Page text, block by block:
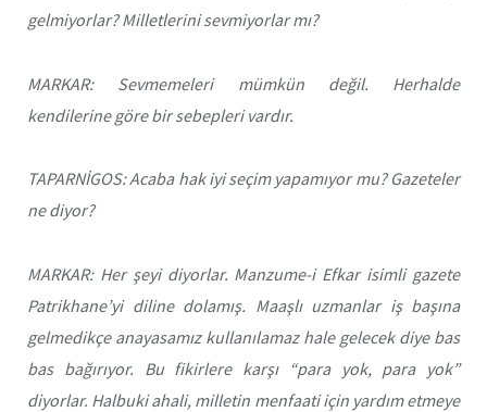
gelmiyorlar? Milletlerini sevmiyorlar mı?
MARKAR: Sevmemeleri mümkün değil. Herhalde
kendilerine göre bir sebepleri vardır.
TAPARNİGOS: Acaba hak iyi seçim yapamıyor mu? Gazeteler
ne diyor?
MARKAR: Her şeyi diyorlar. Manzume-i Efkar isimli gazete
Patrikhane’yi diline dolamış. Maaşlı uzmanlar iş başına
gelmedikçe anayasamız kullanılamaz hale gelecek diye bas
bas bağırıyor. Bu fikirlere karşı “para yok, para yok”
diyorlar. Halbuki ahali, milletin menfaati için yardım etmeye